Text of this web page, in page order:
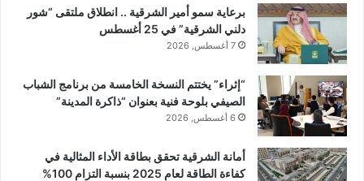
برعاية سمو أمير الشرقية .. انطلاق ملتقى “شور
دلني الشرقية” في 25 أغسطس
7 أغسطس, 2026
“إثراء” يختتم النسخة الخامسة من برنامج الشباب
الصيفي بلوحة فنية بعنوان “ذاكرة المدينة”
6 أغسطس, 2026
أمانة الشرقية تحقق بطاقة الأداء المثالية في
كفاءة الطاقة لعام 2025 بنسبة التزام 100%